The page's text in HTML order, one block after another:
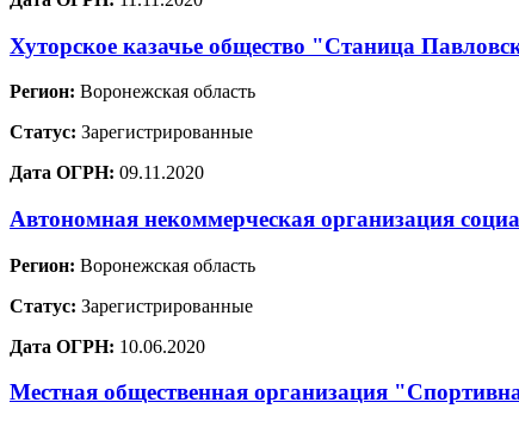
Хуторское казачье общество "Станица
Регион: Воронежская область
Статус: Зарегистрированные
Дата ОГРН: 09.11.2020
Автономная некоммерческая организация
Регион: Воронежская область
Статус: Зарегистрированные
Дата ОГРН: 10.06.2020
Местная общественная организация